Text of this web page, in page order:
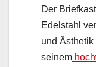
Der
Edelstahl
und
seinem